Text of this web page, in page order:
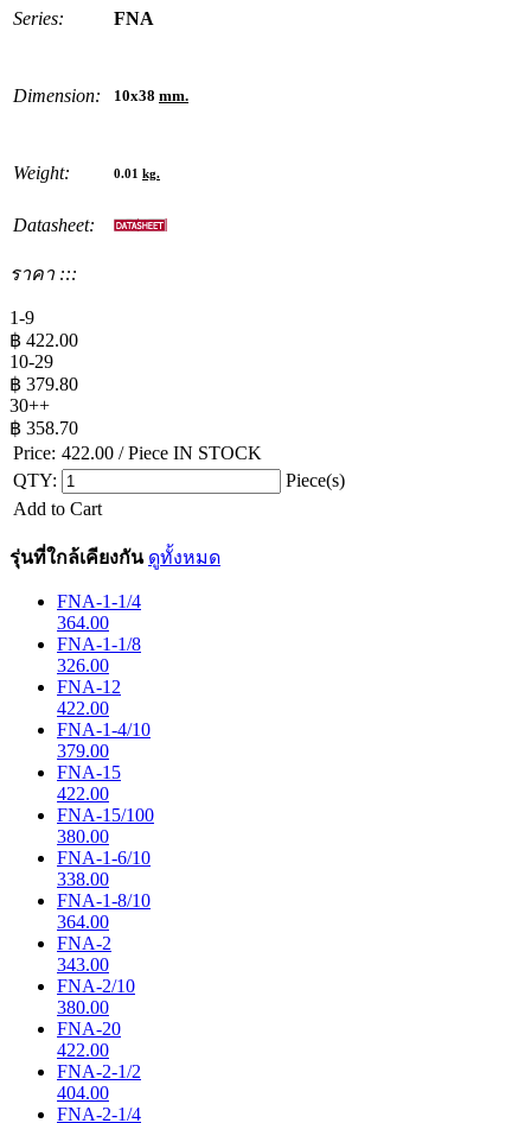
Series: FNA
Dimension: 10x38 mm.
Weight: 0.01 kg.
Datasheet:
ราคา :::
1-9
฿ 422.00
10-29
฿ 379.80
30++
฿ 358.70
Price: 422.00 / Piece IN STOCK
QTY:
Piece(s)
Add to Cart
รุ่นที่ใกล้เคียงกัน ดูทั้งหมด
FNA-1-1/4
364.00
FNA-1-1/8
326.00
FNA-12
422.00
FNA-1-4/10
379.00
FNA-15
422.00
FNA-15/100
380.00
FNA-1-6/10
338.00
FNA-1-8/10
364.00
FNA-2
343.00
FNA-2/10
380.00
FNA-20
422.00
FNA-2-1/2
404.00
FNA-2-1/4